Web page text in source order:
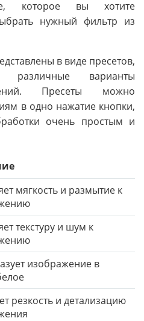
которое вы хотите
нужный фильтр из
в виде пресетов,
различные варианты
Пресеты можно
в одно нажатие кнопки,
очень простым и
мягкость и размытие к
текстуру и шум к
изображение в
резкость и детализацию